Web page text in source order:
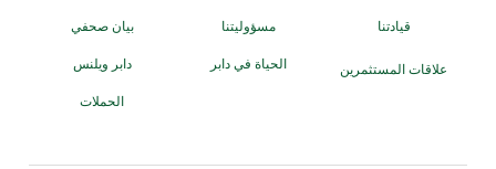
قيادتنا
علاقات المستثمرين
مسؤوليتنا
الحياة في دابر
بيان صحفي
دابر ويلنس
الحملات